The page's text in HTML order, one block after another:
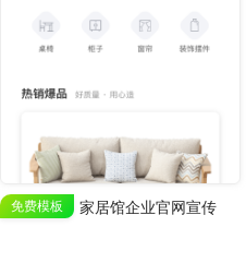
免费模板 家居馆企业官网宣传